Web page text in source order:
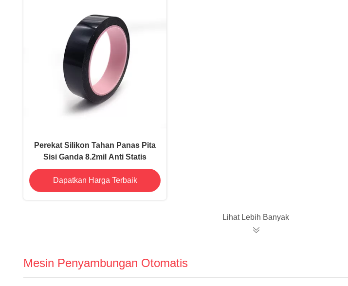
Perekat Silikon Tahan Panas Pita
Sisi Ganda 8.2mil Anti Statis
Dapatkan Harga Terbaik
Lihat Lebih Banyak
Mesin Penyambungan Otomatis